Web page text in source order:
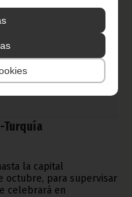
Turquía
la capital
octubre, para supervisar
celebrará en